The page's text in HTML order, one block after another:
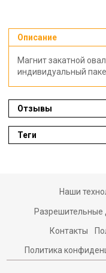
Описание
Магнит закатной
индивидуальный
Отзывы
Теги
Наши
Разрешительные
Контакты
Политика